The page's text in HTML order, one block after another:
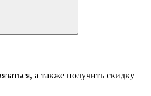
а также получить скидку